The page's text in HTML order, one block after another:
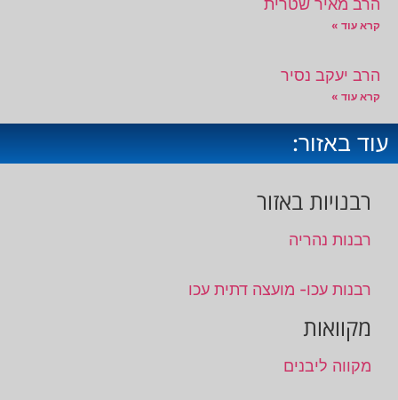
קרא עוד »
הרב יעקב נסיר
קרא עוד »
עוד באזור:
רבנויות באזור
רבנות נהריה
רבנות עכו- מועצה דתית עכו
מקוואות
מקווה ליבנים